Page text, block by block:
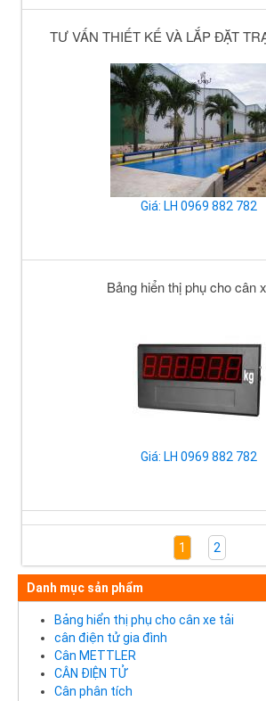
TƯ VẤN THIẾT KẾ VÀ LẮP ĐẶT
Giá: LH 0969 882 782
Bảng hiển thị phụ cho cân
Giá: LH 0969 882 782
1 2
Danh mục sản phẩm
Bảng hiển thị phụ cho cân xe tải
cân điện tử gia đình
Cân METTLER
CÂN ĐIỆN TỬ
Cân phân tích